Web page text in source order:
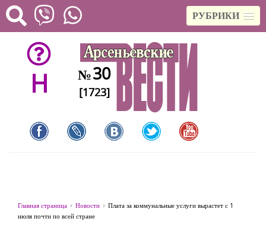
РУБРИКИ
H №30
[1723]
Главная страница Новости
Плата за коммунальные услуги вырастет с 1
июля почти по всей стране